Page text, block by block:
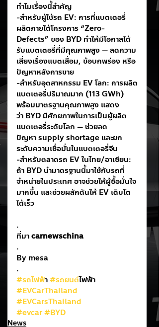
ทำไมเรื่องนี้สำคัญ
-สำหรับผู้ใช้รถ EV: การที่แบตเตอรี่
ผลิตภายใต้โครงการ “Zero-
Defects” ของ BYD ทำให้มีโอกาสได้
รับแบตเตอรี่ที่มีคุณภาพสูง — ลดความ
เสี่ยงเรื่องแบตเสื่อม, ข้อบกพร่อง หรือ
ปัญหาหลังการขาย
-สำหรับอุตสาหกรรม EV โลก: การผลิต
แบตเตอรี่ปริมาณมาก (113 GWh)
พร้อมมาตรฐานคุณภาพสูง แสดง
ว่า BYD มีศักยภาพในการเป็นผู้ผลิต
แบตเตอรี่ระดับโลก — ช่วยลด
ปัญหา supply shortage และยก
ระดับความเชื่อมั่นในแบตเตอรี่จีน
-สำหรับตลาดรถ EV ในไทย/อาเซียน:
ถ้า BYD นำมาตรฐานนี้มาใช้กับรถที่
จำหน่ายในประเทศ อาจช่วยให้ผู้ซื้อมั่นใจ
มากขึ้น และช่วยผลักดันให้ EV เติบโต
ได้เร็ว
.
ที่มา carnewschina
.
By mesa
.
#รถไฟฟ้า #รถยนต์ไฟฟ้า
#EVCarThailand
#EVCarsThailand
#evcar#BYD
News